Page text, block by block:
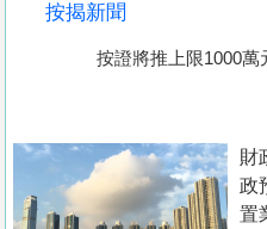
業
按揭新聞
按證將推上限1000
財
政
置